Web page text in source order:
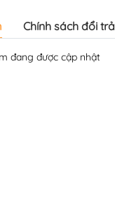
Chính sách đổi trả
đang được cập nhật